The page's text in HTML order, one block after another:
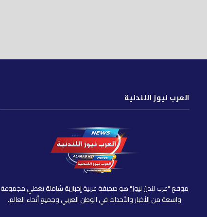
العرب نيوز اللندنية
موقع "عرب لندن نيوز" هو صحيفة عربية إخبارية شاملة تغطي مجموعة
واسعة من الأخبار والأحداث في الوطن العربي وجميع أنحاء العالم.